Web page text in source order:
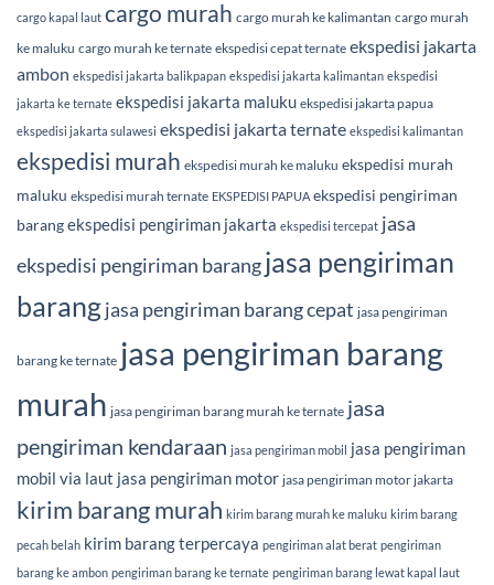
cargo kapal laut cargo murah cargo murah ke kalimantan cargo murah
ke maluku cargo murah ke ternate ekspedisi cepat ternate ekspedisi jakarta
ambon ekspedisi jakarta balikpapan ekspedisi jakarta kalimantan ekspedisi
jakarta ke ternate ekspedisi jakarta maluku ekspedisi jakarta papua
ekspedisi jakarta sulawesi ekspedisi jakarta ternate ekspedisi kalimantan
ekspedisi murah ekspedisi murah ke maluku ekspedisi murah
maluku ekspedisi murah ternate EKSPEDISI PAPUA ekspedisi pengiriman
barangekspedisi pengiriman jakarta ekspedisi tercepat jasa
ekspedisi pengiriman barangjasa pengiriman
barangjasa pengiriman barang cepat jasa pengiriman
barang ke ternate jasa pengiriman barang
murah jasa pengiriman barang murah ke ternate jasa
pengiriman kendaraan jasa pengiriman mobil jasa pengiriman
mobil via laut jasa pengiriman motor jasa pengiriman motor jakarta
kirim barang murah kirim barang murah ke maluku kirim barang
pecah belah kirim barang terpercaya pengiriman alat berat pengiriman
barang ke ambon pengiriman barang ke ternate pengiriman barang lewat kapal laut